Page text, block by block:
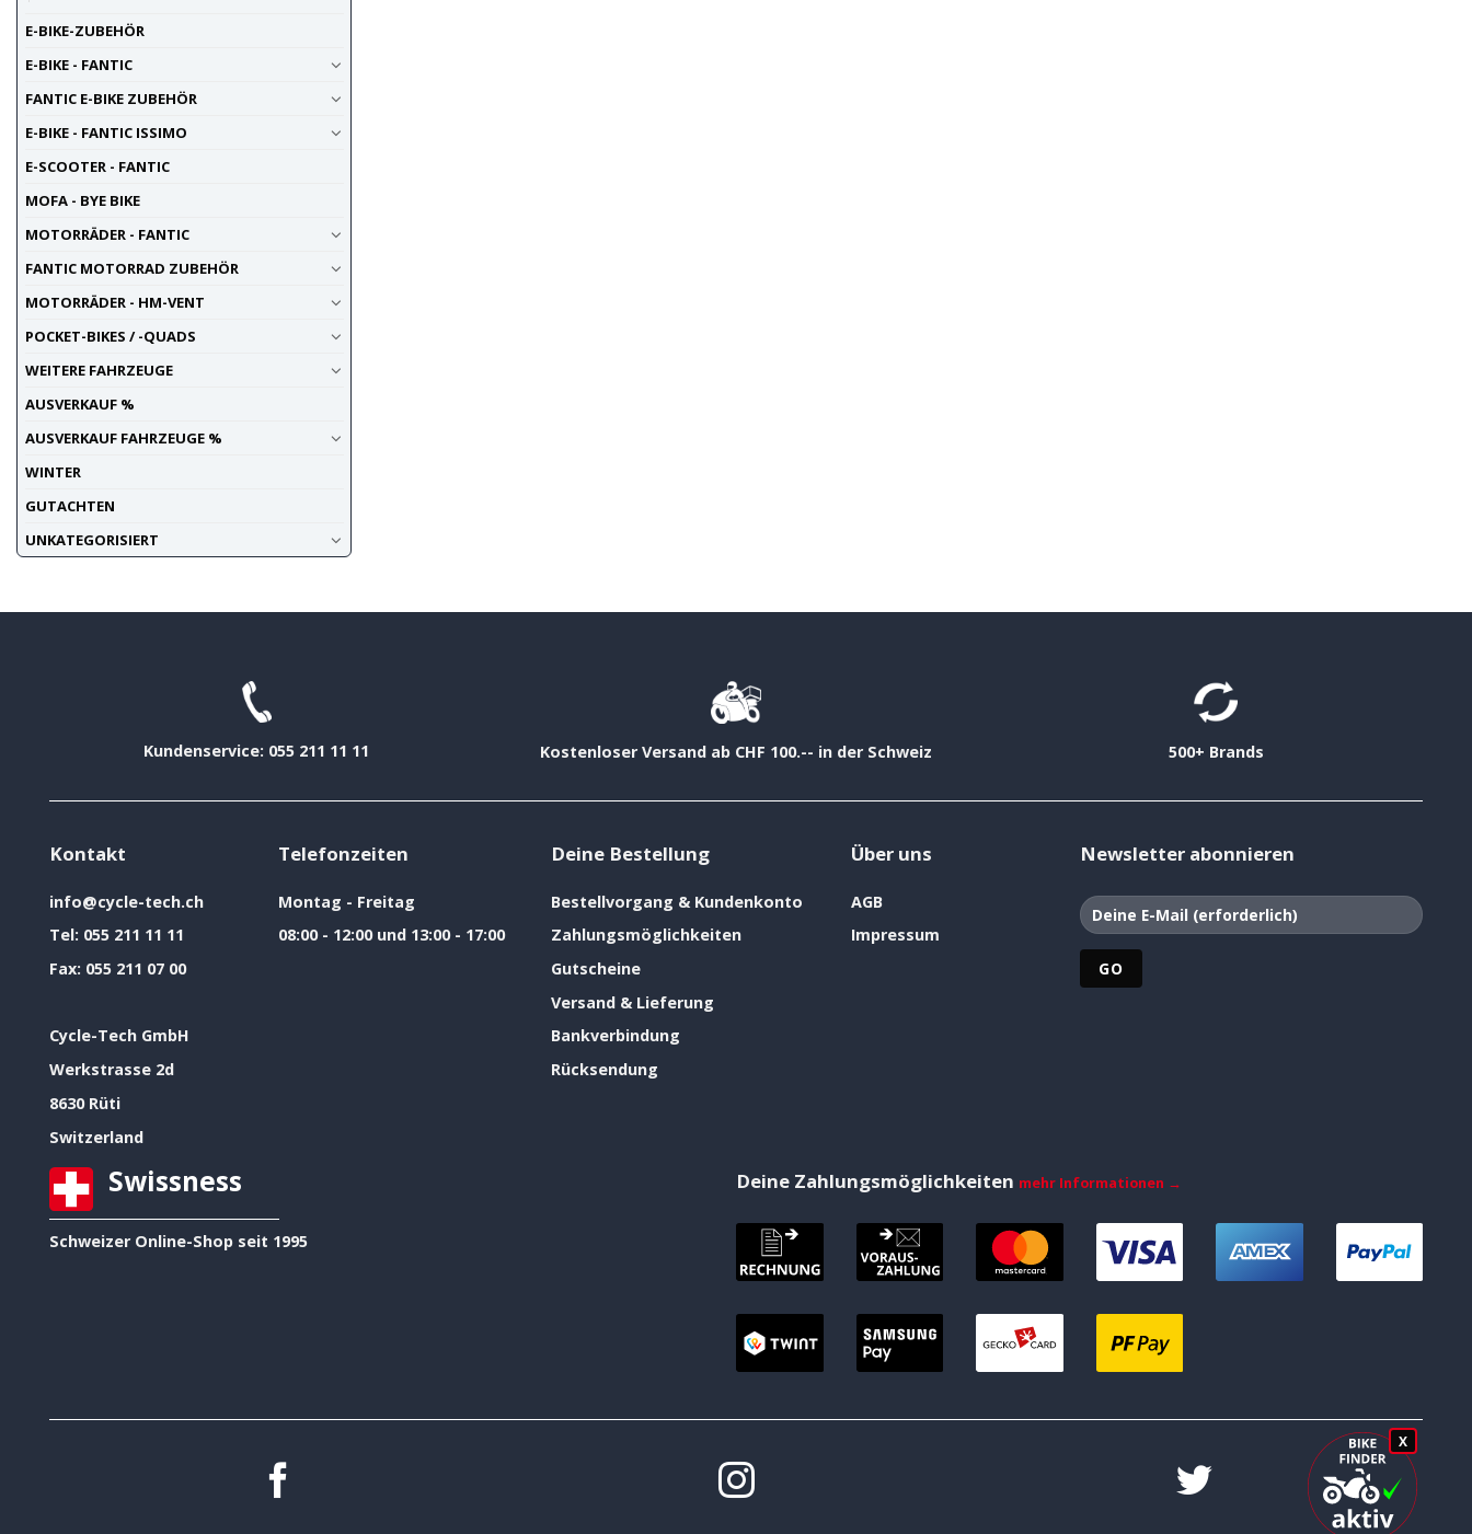
E-BIKE-ZUBEHÖR
E-BIKE - FANTIC
FANTIC E-BIKE ZUBEHÖR
E-BIKE - FANTIC ISSIMO
E-SCOOTER - FANTIC
MOFA - BYE BIKE
MOTORRÄDER - FANTIC
FANTIC MOTORRAD ZUBEHÖR
MOTORRÄDER - HM-VENT
POCKET-BIKES / -QUADS
WEITERE FAHRZEUGE
AUSVERKAUF %
AUSVERKAUF FAHRZEUGE %
WINTER
GUTACHTEN
UNKATEGORISIERT
X
Kundenservice: 055 211 11 11 Kostenloser Versand ab CHF 100.-- in der Schweiz 500+ Brands
Kontakt
info@cycle-tech.ch
Tel: 055 211 11 11
Fax: 055 211 07 00
Cycle-Tech GmbH
Werkstrasse 2d
8630 Rüti
Switzerland
Telefonzeiten
Montag - Freitag
08:00 - 12:00 und 13:00 - 17:00
Deine Bestellung
Bestellvorgang & Kundenkonto
Zahlungsmöglichkeiten
Gutscheine
Versand & Lieferung
Bankverbindung
Rücksendung
Über uns
AGB
Impressum
Newsletter abonnieren
Swissness
Schweizer Online-Shop seit 1995
Deine Zahlungsmöglichkeiten mehr Informationen →